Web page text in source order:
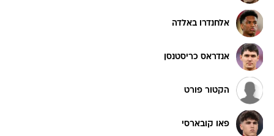
אלחנדרו באלדה
אנדראס כריסטנסן
הקטור פורט
פאו קובארסי